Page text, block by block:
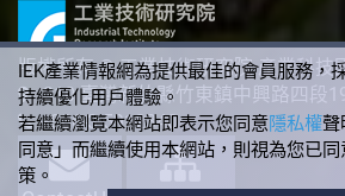
版權所有 © 工業技術研究院 產業科技
310 臺灣新竹縣竹東鎮中興路四段
+886-3-5912340
IEK產業情報網為提供最佳的會員服務，
持續優化用戶體驗。
若繼續瀏覽本網站即表示您同意隱私權聲
同意」而繼續使用本網站，則視為您已
策。